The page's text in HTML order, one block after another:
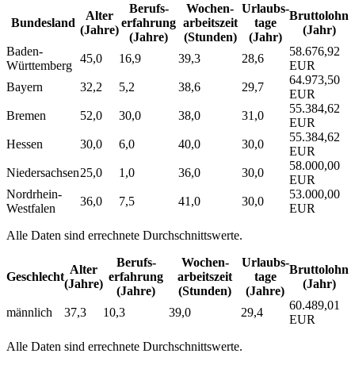
Bundesland
Alter
(Jahre)
Berufs­
erfahrung
(Jahre)
Wochen­
arbeitszeit
(Stunden)
Urlaubs­
tage
(Jahr)
Bruttolohn
(Jahr)
Baden-
Württemberg
45,0 16,9 39,3 28,6
58.676,92
EUR
Bayern
32,2 5,2 38,6 29,7
64.973,50
EUR
Bremen
52,0 30,0 38,0 31,0
55.384,62
EUR
Hessen
30,0 6,0 40,0 30,0
55.384,62
EUR
Niedersachsen25,0 1,0 36,0 30,0
58.000,00
EUR
Nordrhein-
Westfalen
36,0 7,5 41,0 30,0
53.000,00
EUR
Alle Daten sind errechnete Durchschnittswerte.
Geschlecht
Alter
(Jahre)
Berufs­
erfahrung
(Jahre)
Wochen­
arbeitszeit
(Stunden)
Urlaubs­
tage
(Jahre)
Bruttolohn
(Jahr)
männlich 37,3 10,3 39,0 29,4
60.489,01
EUR
Alle Daten sind errechnete Durchschnittswerte.